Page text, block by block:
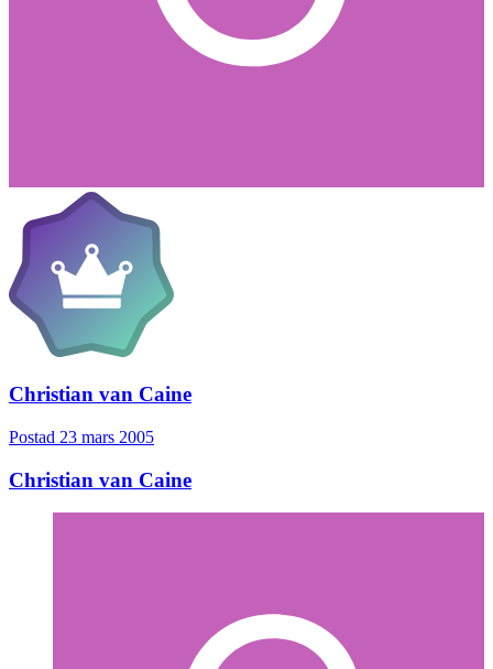
Christian van Caine
Postad 23 mars 2005
Christian van Caine